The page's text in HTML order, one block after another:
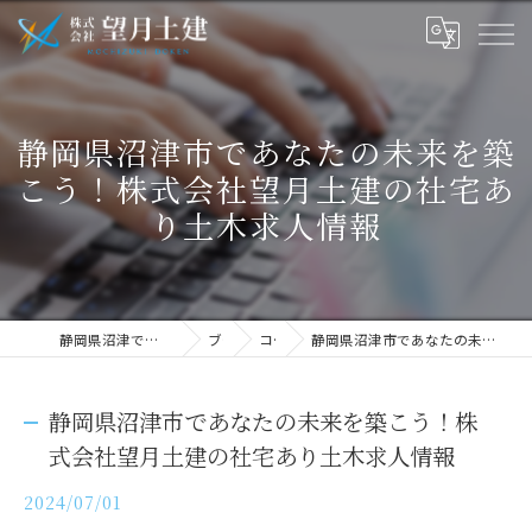
静岡県沼津市であなたの未来を築
こう！株式会社望月土建の社宅あ
り土木求人情報
静岡県沼津で土木の求人なら株式会社望月土建 ブログ コラム 静岡県沼津市であなたの未来を築こう！株式会社望月土建の社宅あり土木求人情報
静岡県沼津市であなたの未来を築こう！株
式会社望月土建の社宅あり土木求人情報
2024/07/01